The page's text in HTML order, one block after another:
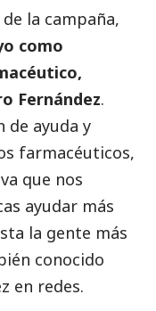
la campaña,
como
Fernández.
de ayuda y
farmacéuticos,
que nos
ayudar más
la gente más
conocido
en redes.